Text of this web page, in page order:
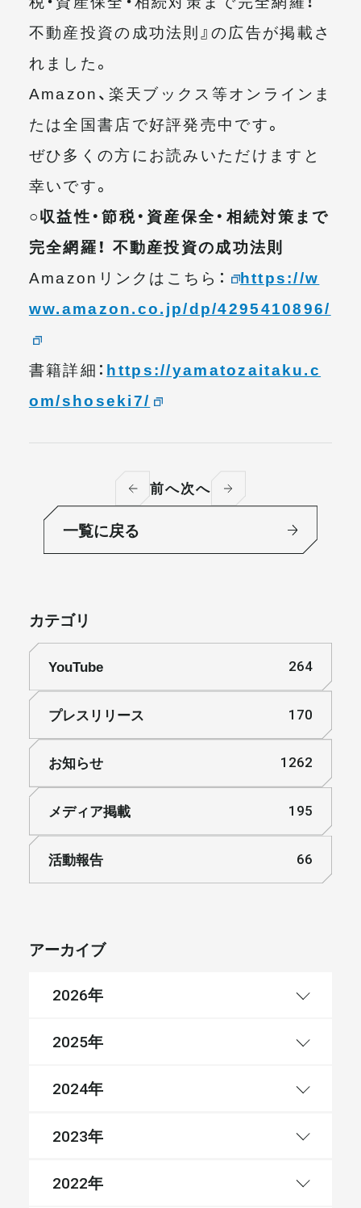
不動産投資の成功法則』の広告が掲載さ
れました。
Amazon、楽天ブックス等オンラインま
たは全国書店で好評発売中です。
ぜひ多くの方にお読みいただけますと
幸いです。
○収益性・節税・資産保全・相続対策まで
完全網羅！ 不動産投資の成功法則
Amazonリンクはこちら：
https://w
ww.amazon.co.jp/dp/4295410896/
書籍詳細： https://yamatozaitaku.c
om/shoseki7/
前へ次へ
一覧に戻る
カテゴリ
YouTube 264
プレスリリース 170
お知らせ 1262
メディア掲載 195
活動報告 66
アーカイブ
2026年
2025年
2024年
2023年
2022年